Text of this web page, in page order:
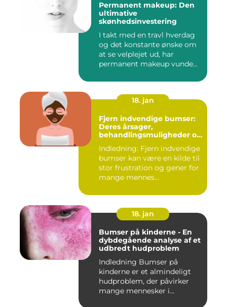
Permanent makeup: Den
ultimative
skønhedsinvestering
I takt med en travl hverdag
og det konstante ønske om
at se velplejet ud, har
permanent makeup vunde...
18. jan
Fjern indvendige bumser:
Deres årsager,
behandlingsmuligheder og
Indledning: Fjern indvendige
bumser kan være en kilde til
stor frustration og gener for
mange mennes...
18. jan
Bumser på kinderne - En
dybdegående analyse af et
udbredt hudproblem
Indledning Bumser på
kinderne er et almindeligt
hudproblem, der påvirker
mange mennesker i